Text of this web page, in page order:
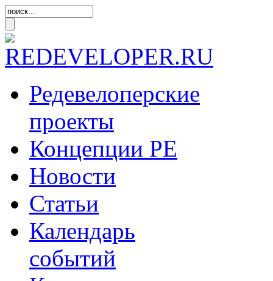
Редевелоперские
проекты
Концепции РЕ
Новости
Статьи
Календарь
событий